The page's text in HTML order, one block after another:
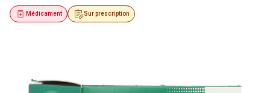
Sur prescription
Médicament